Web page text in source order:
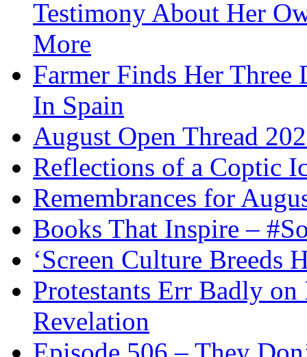
Testimony About Her
More
Farmer Finds Her
In Spain
August Open Thread
Reflections of a Coptic
Remembrances for
Books That Inspire –
‘Screen Culture Breeds
Protestants Err Badly
Revelation